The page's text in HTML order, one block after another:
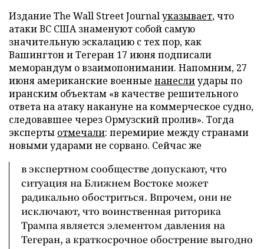
Издание The Wall Street Journalуказывает, что
атаки ВС США знаменуют собой самую
значительную эскалацию с тех пор, как
Вашингтон и Тегеран 17 июня подписали
меморандум о взаимопонимании. Напомним, 27
июня американские военные нанеслиудары по
иранским объектам «в качестве решительного
ответа на атаку накануне на коммерческое судно,
следовавшее через Ормузский пролив». Тогда
эксперты отмечали: перемирие между странами
новыми ударами не сорвано. Сейчас же
в экспертном сообществе допускают, что
ситуация на Ближнем Востоке может
радикально обостриться. Впрочем, они не
исключают, что воинственная риторика
Трампа является элементом давления на
Тегеран, а краткосрочное обострение выгодно